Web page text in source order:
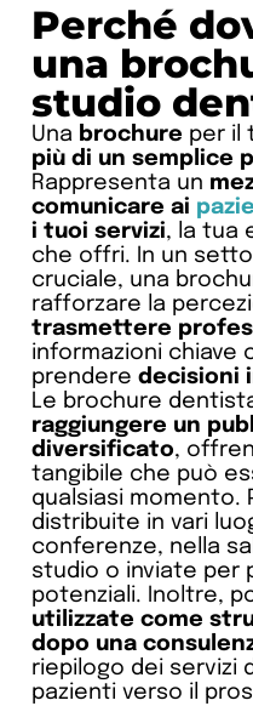
Perché
una
studio
Una brochure per il
più di un semplice
Rappresenta un
comunicare ai
i tuoi servizi, la tua
che offri. In un
cruciale, una
rafforzare la
trasmettere
informazioni chiave
prendere decisioni
Le brochure
raggiungere un
diversificato,
tangibile che può
qualsiasi momento.
distribuite in vari
conferenze, nella
studio o inviate per
potenziali. Inoltre,
utilizzate come
dopo una
riepilogo dei servizi
pazienti verso il